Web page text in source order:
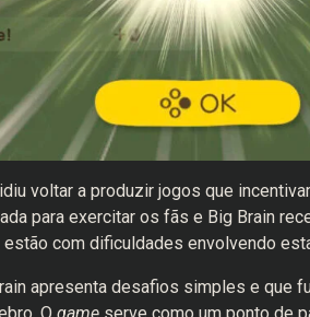
voltar a produzir jogos que
para exercitar os fãs e Big Brain
com dificuldades envolvendo
apresenta desafios simples e que